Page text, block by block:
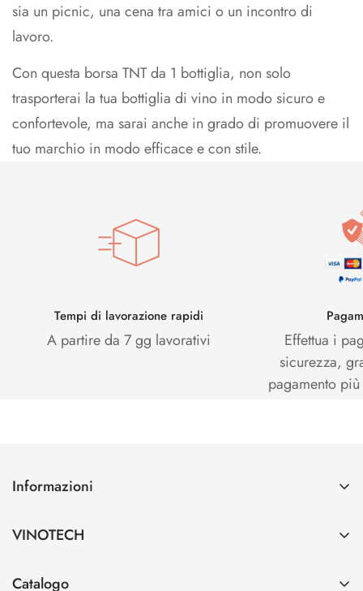
sia un picnic, una cena tra amici o un incontro di
lavoro.
Con questa borsa TNT da 1 bottiglia, non solo
trasporterai la tua bottiglia di vino in modo sicuro e
confortevole, ma sarai anche in grado di promuovere il
tuo marchio in modo efficace e con stile.
Tempi di lavorazione rapidi
A partire da 7 gg lavorativi
Effettua i
sicurezza,
pagamento
Informazioni
Spedizioni e Pagamenti
Cerca
VINOTECH
Catalogo